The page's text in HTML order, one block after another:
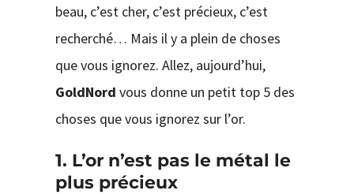
beau, c’est cher, c’est précieux, c’est
recherché… Mais il y a plein de choses
que vous ignorez. Allez, aujourd’hui,
GoldNord vous donne un petit top 5 des
choses que vous ignorez sur l’or.
1. L’or n’est pas le métal le
plus précieux